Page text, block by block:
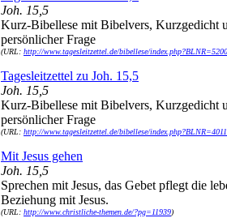
Joh. 15,5
Kurz-Bibellese mit Bibelvers, Kurzgedicht
persönlicher Frage
(URL: http://www.tagesleitzettel.de/bibellese/index.php?BLNR=5200
Tagesleitzettel zu Joh. 15,5
Joh. 15,5
Kurz-Bibellese mit Bibelvers, Kurzgedicht
persönlicher Frage
(URL: http://www.tagesleitzettel.de/bibellese/
Mit Jesus gehen
Joh. 15,5
Sprechen mit Jesus, das Gebet pflegt die
Beziehung mit Jesus.
(URL: http://www.christliche-themen.de/?pg=11939)